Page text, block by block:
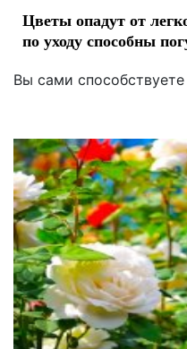
Цветы опадут от
по уходу способны
Вы сами